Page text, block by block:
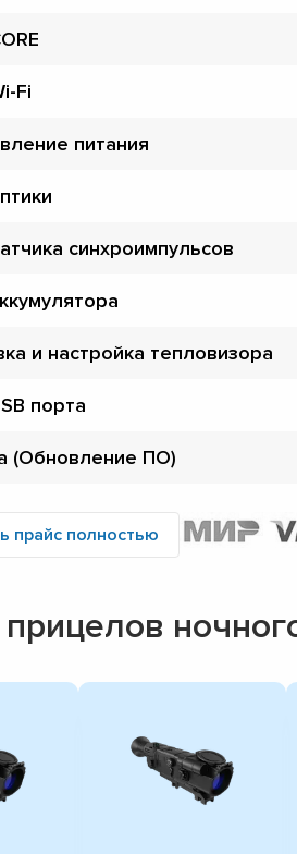
Fi
питания
синхроимпульсов
и настройка тепловизора
порта
(Обновление ПО)
прайс полностью